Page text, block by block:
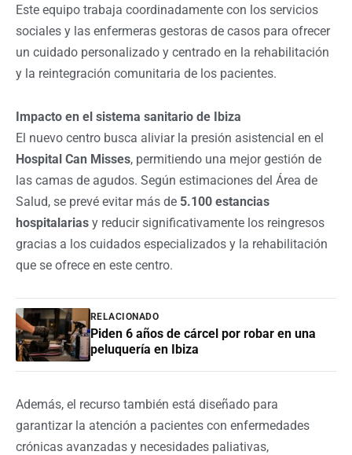
Este equipo trabaja coordinadamente con los servicios
sociales y las enfermeras gestoras de casos para ofrecer
un cuidado personalizado y centrado en la rehabilitación
y la reintegración comunitaria de los pacientes.
Impacto en el sistema sanitario de Ibiza
El nuevo centro busca aliviar la presión asistencial en el
Hospital Can Misses, permitiendo una mejor gestión de
las camas de agudos. Según estimaciones del Área de
Salud, se prevé evitar más de 5.100 estancias
hospitalarias y reducir significativamente los reingresos
gracias a los cuidados especializados y la rehabilitación
que se ofrece en este centro.
RELACIONADO
Piden 6 años de cárcel por robar en una
peluquería en Ibiza
Además, el recurso también está diseñado para
garantizar la atención a pacientes con enfermedades
crónicas avanzadas y necesidades paliativas,